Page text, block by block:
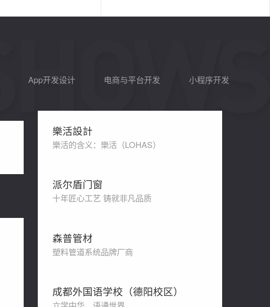
App开发设计 电商与平台开发 小程序开发
樂活設計
樂活的含义：樂活（LOHAS）
派尔盾门窗
十年匠心工艺 铸就非凡品质
森普管材
塑料管道系统品牌厂商
成都外国语学校（德阳校区）